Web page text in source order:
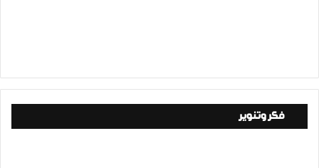
فكر وتنوير